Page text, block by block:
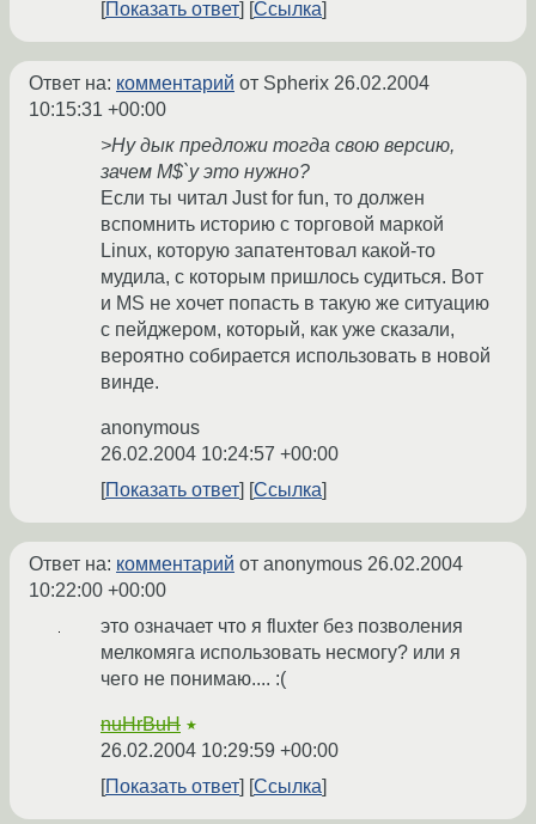
Показать ответ
Ссылка
Ответ на: комментарий от Spherix 26.02.2004
10:15:31 +00:00
>Ну дык предложи тогда свою версию,
зачем M$`у это нужно?
Если ты читал Just for fun, то должен
вспомнить историю с торговой маркой
Linux, которую запатентовал какой-то
мудила, с которым пришлось судиться. Вот
и MS не хочет попасть в такую же ситуацию
с пейджером, который, как уже сказали,
вероятно собирается использовать в новой
винде.
anonymous
26.02.2004 10:24:57 +00:00
Показать ответ
Ссылка
Ответ на: комментарий от anonymous 26.02.2004
10:22:00 +00:00
это означает что я fluxter без позволения
мелкомяга использовать несмогу? или я
чего не понимаю.... :(
nuHrBuH ★
26.02.2004 10:29:59 +00:00
Показать ответ
Ссылка